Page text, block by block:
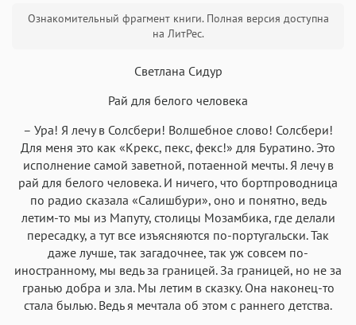
Аа
Roboto
Аа
Garamond
Аа
Fira Sans
Аа
Times
Аа
Iowan
Аа
San Francisco Аа
SF Serif Аа
New York
Аа
Helvetica Neue
Аа
Arial Аа
Georgia
Аа
Times New Roman
Аа
Courier
Аа
Courier New
Аа
Menlo
Аа
SF Mono
Ознакомительный фрагмент книги. Полная версия доступна
на ЛитРес.
Светлана Сидур
Рай для белого человека
– Ура! Я лечу в Солсбери! Волшебное слово! Солсбери!
Для меня это как «Крекс, пекс, фекс!» для Буратино. Это
исполнение самой заветной, потаенной мечты. Я лечу в
рай для белого человека. И ничего, что бортпроводница
по радио сказала «Салишбури», оно и понятно, ведь
летим-то мы из Мапуту, столицы Мозамбика, где делали
пересадку, а тут все изъясняются по-португальски. Так
даже лучше, так загадочнее, так уж совсем по-
иностранному, мы ведь за границей. За границей, но не за
гранью добра и зла. Мы летим в сказку. Она наконец-то
стала былью. Ведь я мечтала об этом с раннего детства.